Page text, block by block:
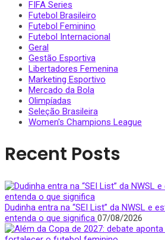
FIFA Series
Futebol Brasileiro
Futebol Feminino
Futebol Internacional
Geral
Gestão Esportiva
Libertadores Femenina
Marketing Esportivo
Mercado da Bola
Olimpíadas
Seleção Brasileira
Women's Champions League
Recent Posts
Dudinha entra na “SEI List” da NWSL e
entenda o que significa 07/08/2026